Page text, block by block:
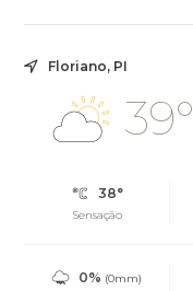
Floriano, PI
39°
38°
Sensação
0% (0mm)